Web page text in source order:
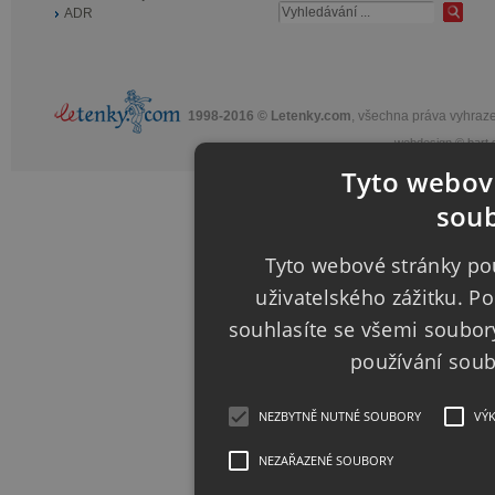
ADR
1998-2016 © Letenky.com, všechna práva
webdesign©
Tyto
Tyto webové stránky
uživatelského zážitku.
souhlasíte se všemi
používání
NEZBYTNĚ NUTNÉ SOUBORY
NEZAŘAZENÉ SOUBORY